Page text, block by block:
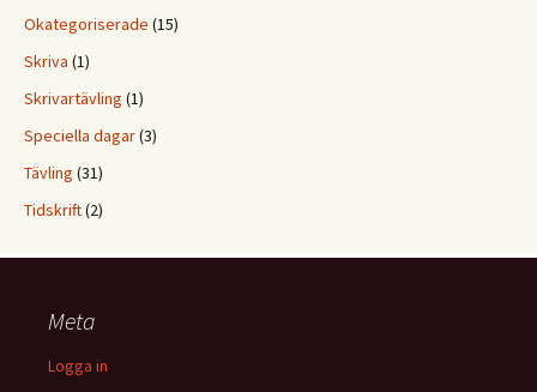
Okategoriserade (15)
Skriva (1)
Skrivartävling (1)
Speciella dagar(3)
Tävling (31)
Tidskrift(2)
Meta
Logga in